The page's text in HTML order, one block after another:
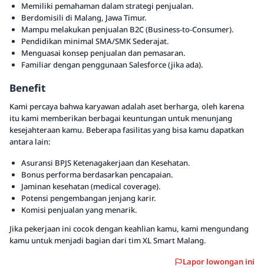
Memiliki pemahaman dalam strategi penjualan.
Berdomisili di Malang, Jawa Timur.
Mampu melakukan penjualan B2C (Business-to-Consumer).
Pendidikan minimal SMA/SMK Sederajat.
Menguasai konsep penjualan dan pemasaran.
Familiar dengan penggunaan Salesforce (jika ada).
Benefit
Kami percaya bahwa karyawan adalah aset berharga, oleh karena
itu kami memberikan berbagai keuntungan untuk menunjang
kesejahteraan kamu. Beberapa fasilitas yang bisa kamu dapatkan
antara lain:
Asuransi BPJS Ketenagakerjaan dan Kesehatan.
Bonus performa berdasarkan pencapaian.
Jaminan kesehatan (medical coverage).
Potensi pengembangan jenjang karir.
Komisi penjualan yang menarik.
Jika pekerjaan ini cocok dengan keahlian kamu, kami mengundang
kamu untuk menjadi bagian dari tim XL Smart Malang.
Lapor lowongan ini